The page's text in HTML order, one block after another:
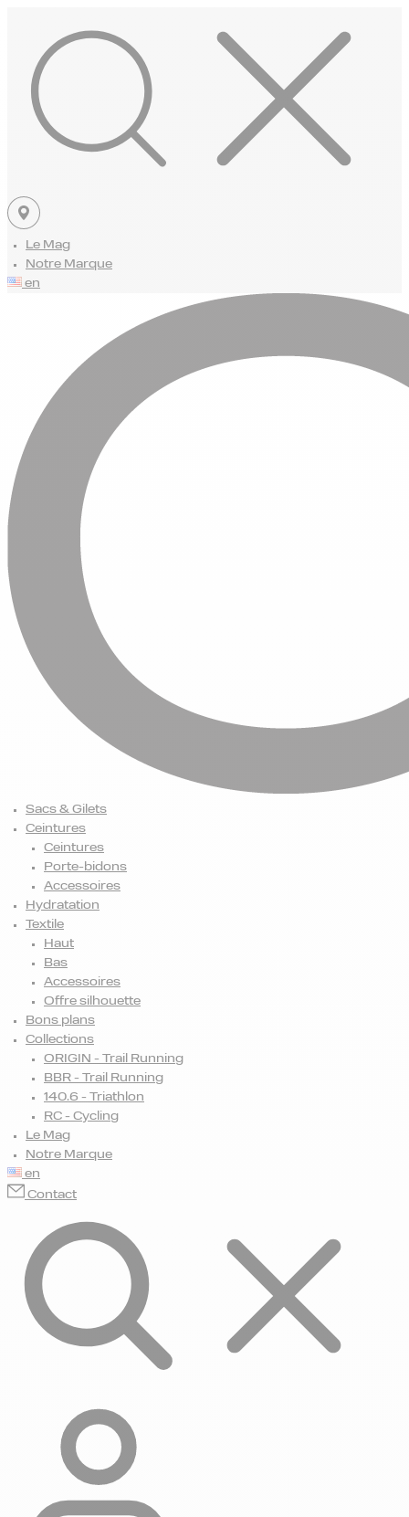
Le Mag
Notre Marque
en
Sacs & Gilets
Ceintures
Ceintures
Porte-bidons
Accessoires
Hydratation
Textile
Haut
Bas
Accessoires
Offre silhouette
Bons plans
Collections
ORIGIN - Trail Running
BBR - Trail Running
140.6 - Triathlon
RC - Cycling
Le Mag
Notre Marque
en
Contact